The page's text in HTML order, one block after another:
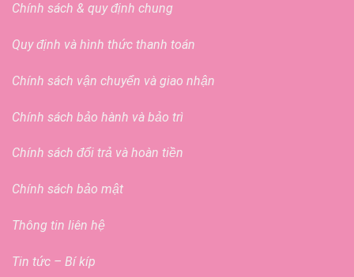
Chính sách & quy định chung
Quy định và hình thức thanh toán
Chính sách vận chuyển và giao nhận
Chính sách bảo hành và bảo trì
Chính sách đổi trả và hoàn tiền
Chính sách bảo mật
Thông tin liên hệ
Tin tức – Bí kíp